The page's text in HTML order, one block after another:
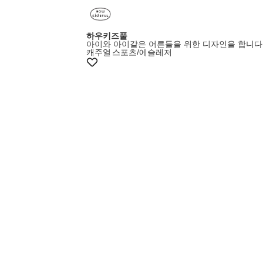
하우키즈풀
아이와 아이같은 어른들을 위한 디자인을 합니
캐주얼 스포츠/에슬레저